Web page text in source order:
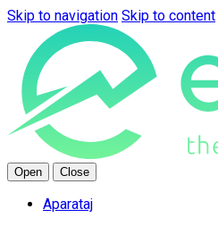
Skip to navigation Skip to content
Open Close
Aparataj